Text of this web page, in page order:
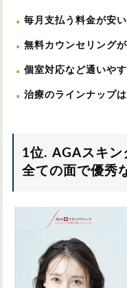
毎月支払う料金が安
無料カウンセリング
個室対応など通いや
治療のラインナップ
1位. AGAスキン
全ての面で優秀